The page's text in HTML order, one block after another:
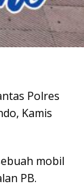
Polres
Kamis
mobil
PB.